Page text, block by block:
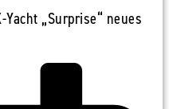
„Surprise“ neues